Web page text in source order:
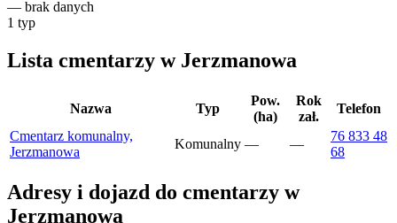
— brak danych
1 typ
Lista cmentarzy w Jerzmanowa
Nazwa Typ
Pow.
(ha)
Rok
zał.
Telefon
Cmentarz komunalny,
Jerzmanowa
Komunalny — —
76 833 48
68
Adresy i dojazd do cmentarzy w
Jerzmanowa